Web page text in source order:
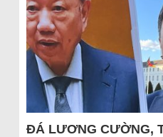
ĐÁ LƯƠNG CƯỜNG,